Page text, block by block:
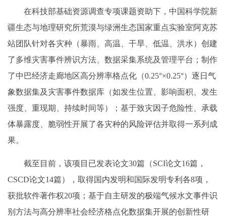
在科技部基础资源调查专项课题资助下，中国科学院新
疆生态与地理研究所荒漠与绿洲生态国家重点实验室阿克苏
站团队针对各灾种（暴雨、高温、干旱、低温、洪水）创建
了多维灾害事件辨识方法、数据采集系统及管理平台；制作
了中巴经济走廊地区高分辨率格点化（0.25°×0.25°）逐日气
象数据集及灾害事件数据库（如发生位置、影响面积、发生
强度、重现期、持续时间等）；基于致灾因子危险性、承载
体暴露度、脆弱性开展了各灾种的风险评估并取得一系列成
果。
截至目前，该项目已发表论文30篇（SCI论文16篇，
CSCD论文14篇），取得国内发明和国际发明专利各8项，
获批软件著作权20项；基于自主研发的极端气候水文事件识
别方法与高分辨率社会经济格点化数据集开展的创新性研